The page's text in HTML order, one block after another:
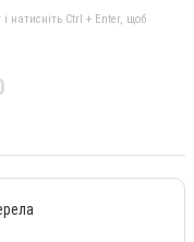
натисніть Ctrl + Enter, щоб